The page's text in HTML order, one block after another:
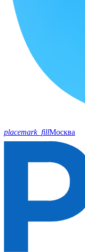
placemark_fillМосква